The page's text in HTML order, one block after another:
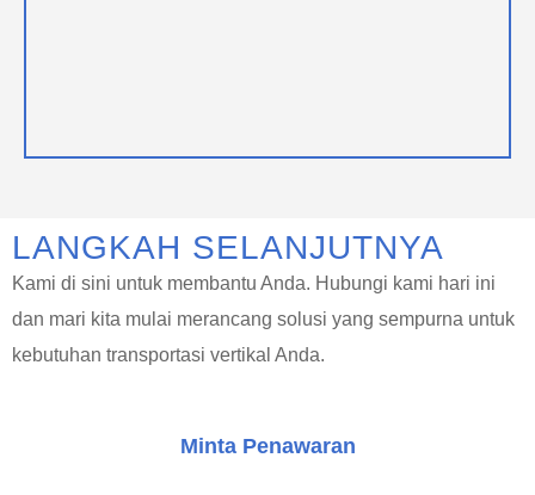
LANGKAH SELANJUTNYA
Kami di sini untuk membantu Anda. Hubungi kami hari ini
dan mari kita mulai merancang solusi yang sempurna untuk
kebutuhan transportasi vertikal Anda.
Minta Penawaran